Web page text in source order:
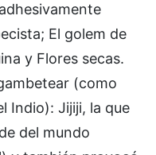
El golem de
y Flores secas.
(como
Indio): Jijiji, la que
del mundo